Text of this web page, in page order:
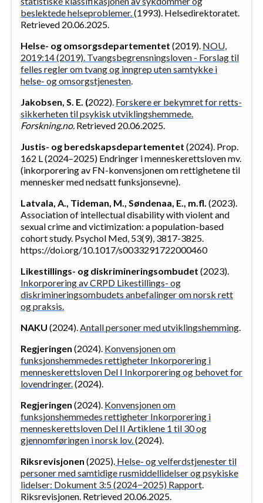
beslektede helseproblemer.(1993). Helsedirektoratet.
Retrieved 20.06.2025.
Helse- og omsorgsdepartementet (2019). NOU,
2019:14 (2019). Tvangsbegrensningsloven - Forslag til
felles regler om tvang og inngrep uten samtykke i
helse- og omsorgstjenesten.
Jakobsen, S. E. (2022). Forskere er bekymret for retts­
sikkerheten til psykisk utviklings­hemmede.
Forskning.no. Retrieved 20.06.2025.
Justis- og beredskapsdepartementet (2024). Prop.
162 L (2024–2025) Endringer i menneskerettsloven mv.
(inkorporering av FN-konvensjonen om rettighetene til
mennesker med nedsatt funksjonsevne).
Latvala, A., Tideman, M., Søndenaa, E., m.fl. (2023).
Association of intellectual disability with violent and
sexual crime and victimization: a population-based
cohort study. Psychol Med, 53(9), 3817-3825.
https://doi.org/10.1017/s0033291722000460
Likestillings- og diskrimineringsombudet (2023).
Inkorporering av CRPD Likestillings- og
diskrimineringsombudets anbefalinger om norsk rett
og praksis.
NAKU (2024).Antall personer med utviklingshemming.
Regjeringen (2024). Konvensjonen om
funksjonshemmedes rettigheter Inkorporering i
menneskerettsloven Del I Inkorporering og behovet for
lovendringer.(2024).
Regjeringen (2024). Konvensjonen om
funksjonshemmedes rettigheter Inkorporering i
menneskerettsloven Del II Artiklene 1 til 30 og
gjennomføringen i norsk lov.(2024).
Riksrevisjonen (2025). Helse- og velferdstjenester til
personer med samtidige rusmiddellidelser og psykiske
lidelser: Dokument 3:5 (2024−2025) Rapport.
Riksrevisjonen. Retrieved 20.06.2025.